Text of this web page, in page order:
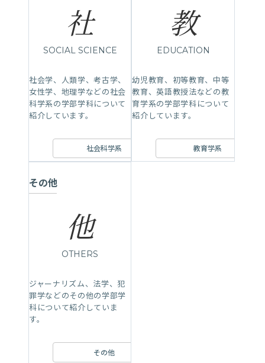
社
SOCIAL SCIENCE
社会学、人類学、考古学、
女性学、地理学などの社会
科学系の学部学科について
紹介しています。
社会科学系
教
EDUCATION
幼児教育、初等教育、中等
教育、英語教授法などの教
育学系の学部学科について
紹介しています。
教育学系
その他
他
OTHERS
ジャーナリズム、法学、犯
罪学などのその他の学部学
科について紹介していま
す。
その他